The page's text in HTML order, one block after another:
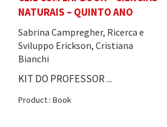
NATURAIS – QUINTO ANO
Sabrina Campregher, Ricerca e
Sviluppo Erickson, Cristiana
Bianchi
KIT DO PROFESSOR ...
Product : Book